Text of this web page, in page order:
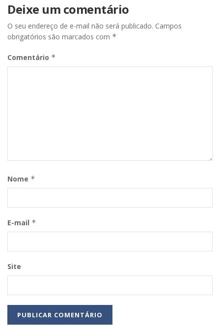
Deixe um comentário
O seu endereço de e-mail não será publicado. Campos
obrigatórios são marcados com *
Comentário *
Nome *
E-mail *
Site